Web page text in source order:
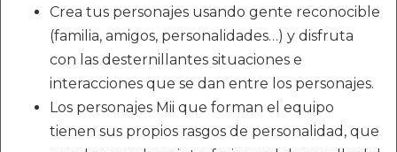
Crea tus personajes usando gente reconocible
(familia, amigos, personalidades…) y disfruta
con las desternillantes situaciones e
interacciones que se dan entre los personajes.
Los personajes Mii que forman el equipo
tienen sus propios rasgos de personalidad, que